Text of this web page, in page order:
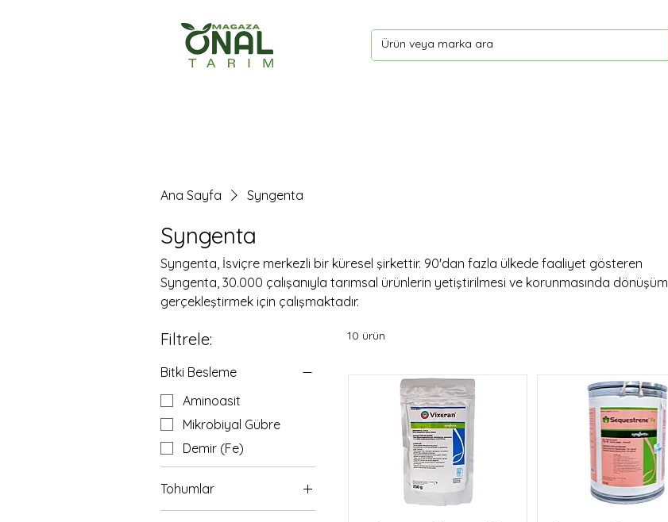
Ana Sayfa Syngenta
Syngenta
Syngenta, İsviçre merkezli bir küresel şirkettir. 90'dan fazla ülkede faaliyet gösteren
Syngenta, 30.000 çalışanıyla tarımsal ürünlerin yetiştirilmesi ve korunmasında dönüşüm
gerçekleştirmek için çalışmaktadır.
Filtrele:
Bitki Besleme
Aminoasit
Mikrobiyal Gübre
Demir (Fe)
Tohumlar
10 ürün